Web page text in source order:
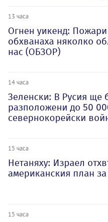
13 часа
Огнен уикенд: Пожари
обхванаха няколко
нас (ОБЗОР)
14 часа
Зеленски: В Русия ще
разположени до 50
севернокорейски
15 часа
Нетаняху: Израел
американския план за
15 часа